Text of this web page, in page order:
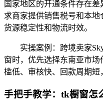
国家地区的开通条件存在
求商家提供销售税号和本
货源稳定性和物流时效。
实操案例：跨境卖家
窗时，优先选择东南亚市场
槛低、审核快、回款周期短
手把手教学：tk橱窗怎